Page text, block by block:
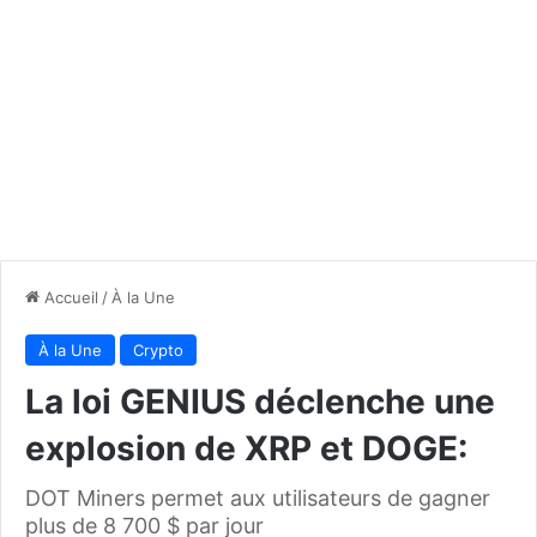
Accueil / À la Une
À la Une Crypto
La loi GENIUS déclenche une
explosion de XRP et DOGE:
DOT Miners permet aux utilisateurs de gagner
plus de 8 700 $ par jour